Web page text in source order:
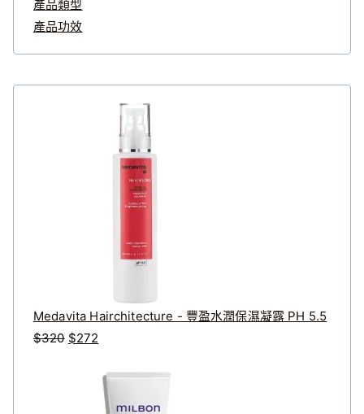
產品類型
產品功效
Medavita Hairchitecture - 豐盈水潤保濕凝露 PH 5.5
$320 原
$272
價
格